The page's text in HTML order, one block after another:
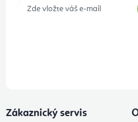
Zákaznický servis